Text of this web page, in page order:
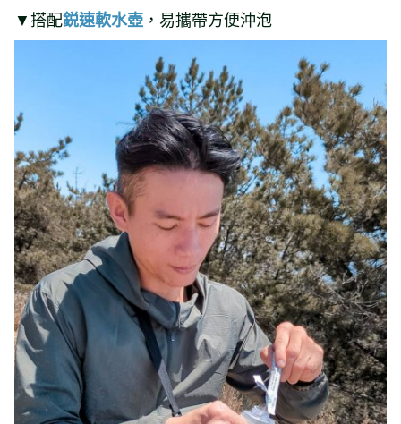
▼搭配鋭速軟水壺 ，易攜帶方便沖泡